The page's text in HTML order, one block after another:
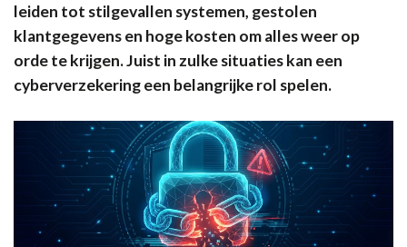
leiden tot stilgevallen systemen, gestolen
klantgegevens en hoge kosten om alles weer op
orde te krijgen. Juist in zulke situaties kan een
cyberverzekering een belangrijke rol spelen.